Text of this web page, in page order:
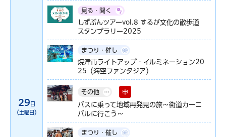
29 日
（土曜日）
見る・聞く
しずぶんツアーvol.8 するが文化の散歩道
スタンプラリー2025
まつり・催し
焼津市ライトアップ・イルミネーション20
25（海空ファンタジア）
その他 申
バスに乗って地域再発見の旅～街道カーニ
バルに行こう～
まつり・催し